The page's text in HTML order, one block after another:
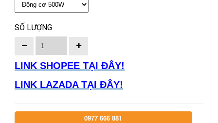
SỐ LƯỢNG
LINK SHOPEE TẠI ĐÂY!
LINK LAZADA TẠI ĐÂY!
0977 666 881